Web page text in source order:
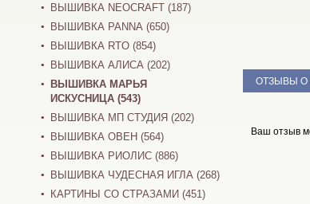
ОТЗЫВЫ О
Ваш отзыв
ВЫШИВКА NEOCRAFT (187)
ВЫШИВКА PANNA (650)
ВЫШИВКА RTO (854)
ВЫШИВКА АЛИСА (202)
ВЫШИВКА МАРЬЯ
ИСКУСНИЦА (543)
ВЫШИВКА МП СТУДИЯ (202)
ВЫШИВКА ОВЕН (564)
ВЫШИВКА РИОЛИС (886)
ВЫШИВКА ЧУДЕСНАЯ ИГЛА (268)
КАРТИНЫ СО СТРАЗАМИ (451)